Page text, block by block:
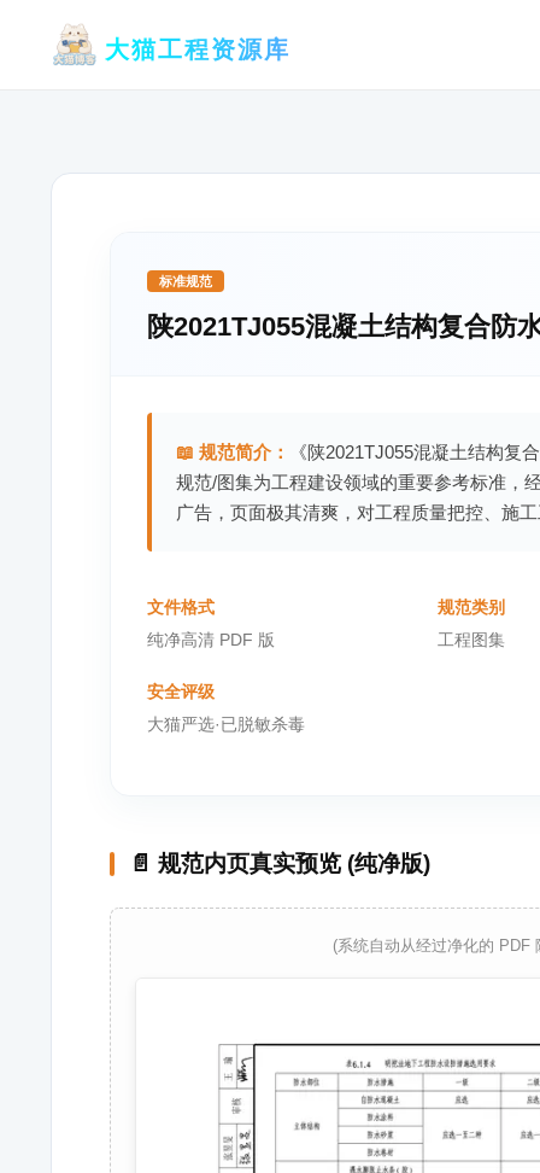
大猫工程资源库
标准规范
陕2021TJ055混凝土结构复合防
📖 规范简介：
《陕2021TJ055混凝土结构复
规范/图集为工程建设领域的重要参考标准，
广告，页面极其清爽，对工程质量把控、施
文件格式
纯净高清 PDF 版
规范类别
工程图集
安全评级
大猫严选·已脱敏杀毒
📄 规范内页真实预览 (纯净版)
(系统自动从经过净化的 PDF